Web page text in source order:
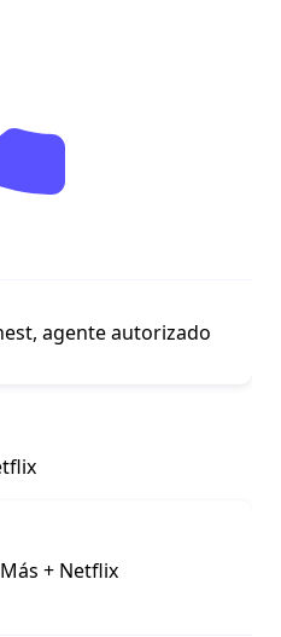
agente autorizado
+ Netflix